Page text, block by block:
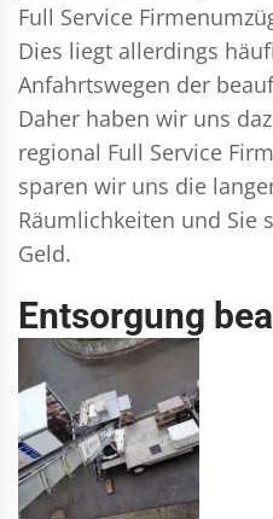
Full Service
Dies liegt allerdings
Anfahrtswegen der
Daher haben wir uns
regional Full Service
sparen wir uns die
Räumlichkeiten und Sie
Geld.
Entsorgung